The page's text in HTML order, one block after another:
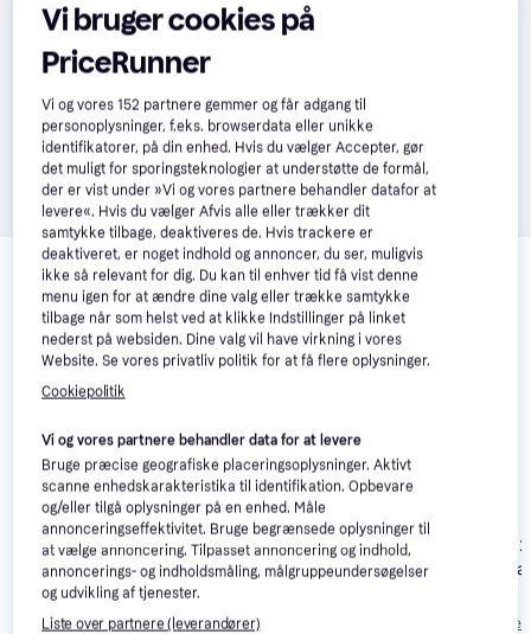
Relaterede produkter
Se vores forslag til andre produkter, der matcher dine
interesser. Vis alle
dbramante1928 New
York Wallet Case for
iPhone 13 Pro
199 kr.
Eller 3 betalinger af 66 kr.
dbramante1928 New
York Wallet Case for
Eller 3 betalinger af 66 kr.
York Wallet
Eller 3
Vi bruger cookies på
PriceRunner
Vi og vores152 partnere gemmer og får adgang til
personoplysninger, f.eks. browserdata eller unikke
identifikatorer, på din enhed. Hvis du vælger Accepter, gør
det muligt for sporingsteknologier at understøtte de formål,
der er vist under »Vi og vores partnere behandler datafor at
levere«. Hvis du vælger Afvis alle eller trækker dit
samtykke tilbage, deaktiveres de. Hvis trackere er
deaktiveret, er noget indhold og annoncer, du ser, muligvis
ikke så relevant for dig. Du kan til enhver tid få vist denne
menu igen for at ændre dine valg eller trække samtykke
tilbage når som helst ved at klikke Indstillinger på linket
nederst på websiden. Dine valg vil have virkning i vores
Website. Se vores privatliv politik for at få flere oplysninger.
Cookiepolitik
Vi og vores partnere behandler data for at levere
Bruge præcise geografiske placeringsoplysninger. Aktivt
scanne enhedskarakteristika til identifikation. Opbevare
og/eller tilgå oplysninger på en enhed. Måle
annonceringseffektivitet. Bruge begrænsede oplysninger til
at vælge annoncering. Tilpasset annoncering og indhold,
annoncerings- og indholdsmåling, målgruppeundersøgelser
og udvikling af tjenester.
Liste over partnere (leverandører)